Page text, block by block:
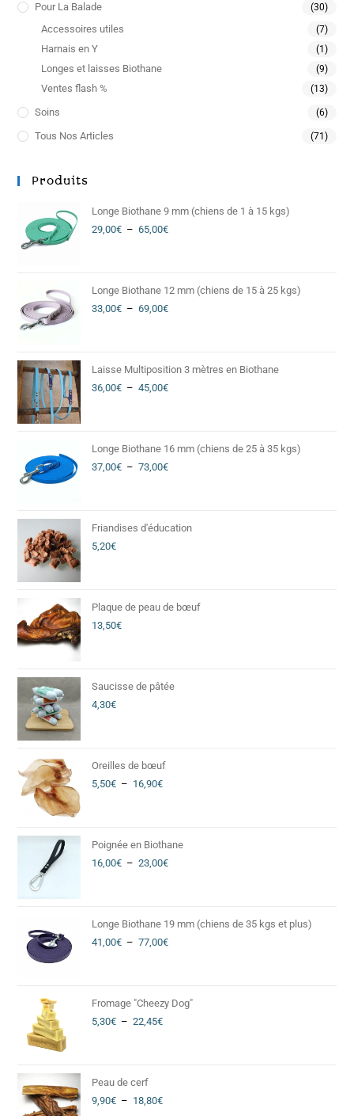
Pour La Balade (30)
Accessoires utiles (7)
Harnais en Y (1)
Longes et laisses Biothane (9)
Ventes flash % (13)
Soins (6)
Tous Nos Articles (71)
Produits
Longe Biothane 9 mm (chiens de 1 à 15 kgs)
29,00€ – 65,00€
Longe Biothane 12 mm (chiens de 15 à 25 kgs)
33,00€ – 69,00€
Laisse Multiposition 3 mètres en Biothane
36,00€ – 45,00€
Longe Biothane 16 mm (chiens de 25 à 35 kgs)
37,00€ – 73,00€
Friandises d'éducation
5,20€
Plaque de peau de bœuf
13,50€
Saucisse de pâtée
4,30€
Oreilles de bœuf
5,50€ – 16,90€
Poignée en Biothane
16,00€ – 23,00€
Longe Biothane 19 mm (chiens de 35 kgs et plus)
41,00€ – 77,00€
Fromage "Cheezy Dog"
5,30€ – 22,45€
Peau de cerf
9,90€ – 18,80€